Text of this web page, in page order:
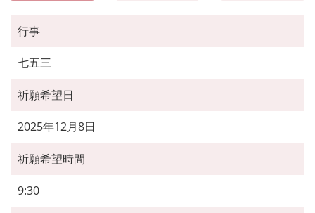
行事
七五三
祈願希望日
2025年12月8日
祈願希望時間
9:30